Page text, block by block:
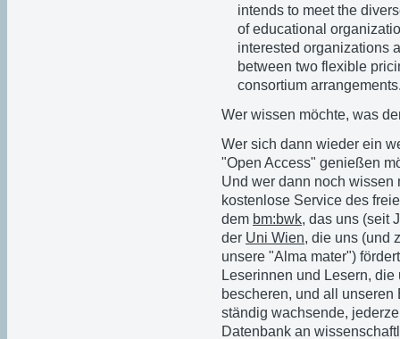
intends to meet the
of educational
interested organizations
between two flexible
consortium
Wer wissen möchte, was
Wer sich dann wieder ein
"Open Access" genießen
Und wer dann noch wissen
kostenlose Service des
dem bm:bwk, das uns (seit
der Uni Wien, die uns (und
unsere "Alma mater")
Leserinnen und Lesern,
bescheren, und all
ständig wachsende,
Datenbank an